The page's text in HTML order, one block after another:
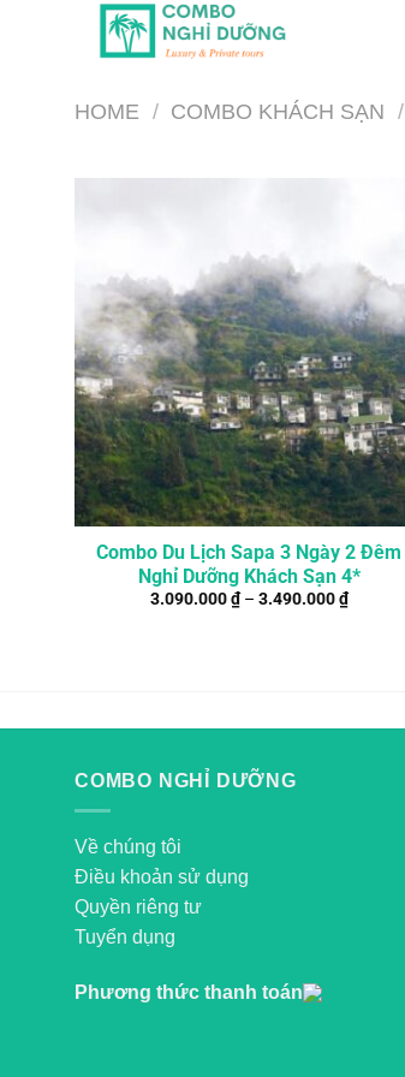
HOME / COMBO KHÁCH SẠN /
Combo Du Lịch Sapa 3 Ngày 2 Đêm
Nghỉ Dưỡng Khách Sạn 4*
3.090.000₫– 3.490.000₫
COMBO NGHỈ DƯỠNG
Về chúng tôi
Điều khoản sử dụng
Quyền riêng tư
Tuyển dụng
Phương thức thanh toán